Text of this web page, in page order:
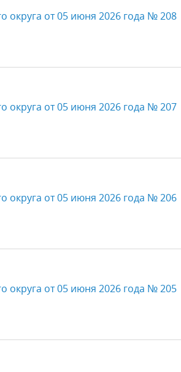
округа от 05 июня 2026 года № 208
округа от 05 июня 2026 года № 207
округа от 05 июня 2026 года № 206
округа от 05 июня 2026 года № 205